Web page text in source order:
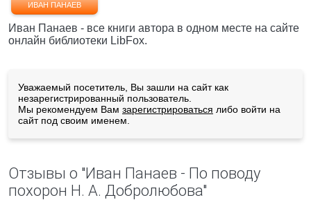
ИВАН ПАНАЕВ
Иван Панаев - все книги автора в одном месте на сайте
онлайн библиотеки LibFox.
Уважаемый посетитель, Вы зашли на сайт как
незарегистрированный пользователь.
Мы рекомендуем Вам зарегистрироваться либо войти на
сайт под своим именем.
Отзывы о "Иван Панаев - По поводу
похорон Н. А. Добролюбова"